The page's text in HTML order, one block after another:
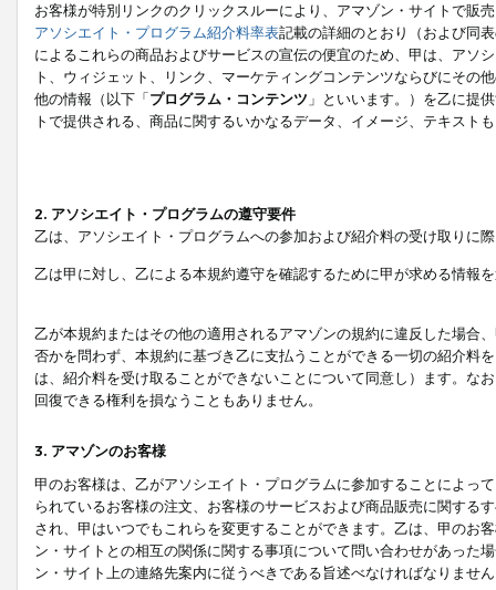
お客様が特別リンクのクリックスルーにより、アマゾン・サイトで販
アソシエイト・プログラム紹介料率表記載の詳細のとおり（および同
によるこれらの商品およびサービスの宣伝の便宜のため、甲は、アソ
ト、ウィジェット、リンク、マーケティングコンテンツならびにその
他の情報（以下「プログラム・コンテンツ 」といいます。）を乙に提
トで提供される、商品に関するいかなるデータ、イメージ、テキス
2. アソシエイト・プログラムの遵守要件
乙は、アソシエイト・プログラムへの参加および紹介料の受け取りに
乙は甲に対し、乙による本規約遵守を確認するために甲が求める情報
乙が本規約またはその他の適用されるアマゾンの規約に違反した場合
否かを問わず、本規約に基づき乙に支払うことができる一切の紹介料
は、紹介料を受け取ることができないことについて同意し）ます。な
回復できる権利を損なうこともありません。
3. アマゾンのお客様
甲のお客様は、乙がアソシエイト・プログラムに参加することによっ
られているお客様の注文、お客様のサービスおよび商品販売に関する
され、甲はいつでもこれらを変更することができます。乙は、甲のお
ン・サイトとの相互の関係に関する事項について問い合わせがあった
ン・サイト上の連絡先案内に従うべきである旨述べなければなりませ